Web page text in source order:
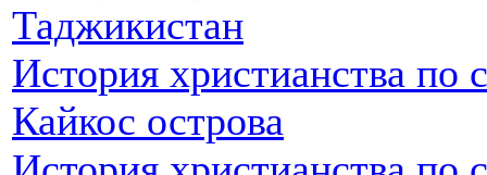
Таджикистан
История христианства по
Кайкос острова